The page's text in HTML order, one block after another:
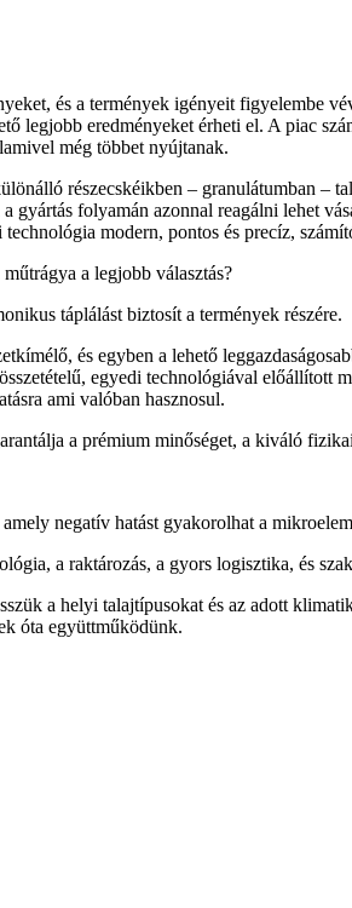
és a termények igényeit figyelembe
legjobb eredményeket érheti el. A piac
még többet nyújtanak.
részecskéikben – granulátumban –
gyártás folyamán azonnal reagálni lehet
modern, pontos és precíz,
a legjobb választás?
táplálást biztosít a termények részére.
és egyben a lehető
egyedi technológiával
ami valóban hasznosul.
a prémium minőséget, a kiváló
negatív hatást gyakorolhat a
a raktározás, a gyors logisztika, és
a helyi talajtípusokat és az adott
óta együttműködünk.